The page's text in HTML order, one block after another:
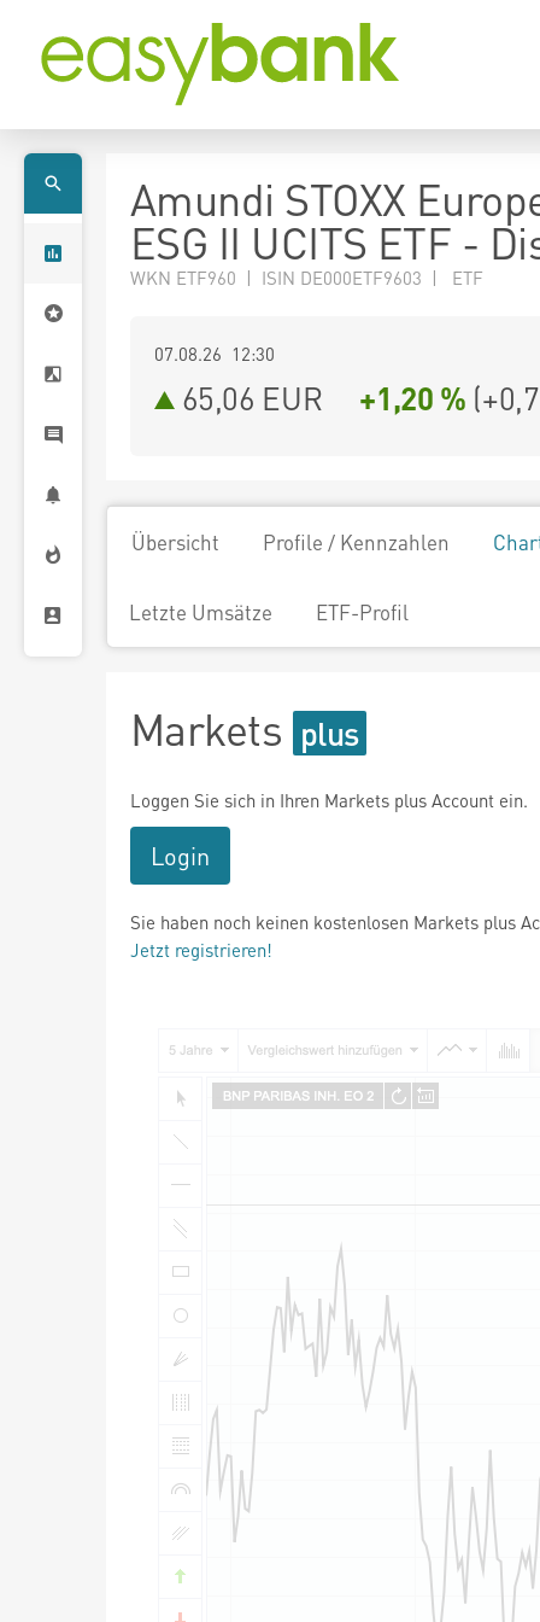
Amundi STOXX
ESG II UCITS ETF -
WKN ETF960 | ISIN DE000ETF9603 | ETF
07.08.26 12:30
65,06 EUR +1,20 % (
Übersicht Profile / Kennzahlen
Letzte Umsätze ETF-Profil
Markets
Loggen Sie sich in Ihren Markets plus Account ein.
Login
Sie haben noch keinen kostenlosen Markets plus
Jetzt registrieren!